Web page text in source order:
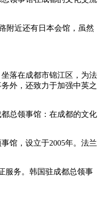
附近还有日本会馆，虽然
落在成都市锦江区，为法
外，还致力于加强中英之
总领事馆：在成都的文化
馆，设立于2005年。法兰
服务。韩国驻成都总领事